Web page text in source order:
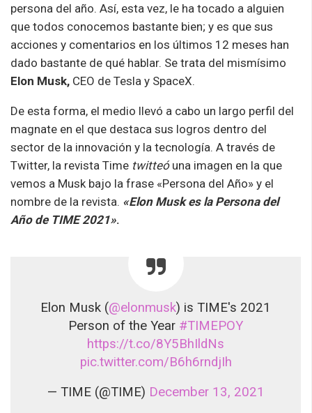
persona del año. Así, esta vez, le ha tocado a alguien
que todos conocemos bastante bien; y es que sus
acciones y comentarios en los últimos 12 meses han
dado bastante de qué hablar. Se trata del mismísimo
Elon Musk, CEO de Tesla y SpaceX.
De esta forma, el medio llevó a cabo un largo perfil del
magnate en el que destaca sus logros dentro del
sector de la innovación y la tecnología. A través de
Twitter, la revista Time twitteóuna imagen en la que
vemos a Musk bajo la frase «Persona del Año» y el
nombre de la revista. «Elon Musk es la Persona del
Año de TIME 2021».
Elon Musk (@elonmusk) is TIME's 2021
Person of the Year #TIMEPOY
https://t.co/8Y5BhIldNs
pic.twitter.com/B6h6rndjIh
— TIME (@TIME) December 13, 2021